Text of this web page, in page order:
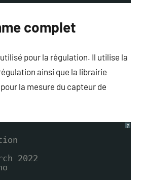
complet
pour la régulation. Il utilise la
ainsi que la librairie
la mesure du capteur de
?
2022